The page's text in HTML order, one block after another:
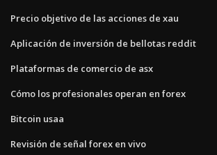
Precio objetivo de las acciones de xau
Aplicación de inversión de bellotas reddit
Plataformas de comercio de asx
Cómo los profesionales operan en forex
Bitcoin usaa
Revisión de señal forex en vivo